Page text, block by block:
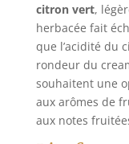
citron vert,
herbacée fait
que l’acidité du
rondeur du
souhaitent une
aux arômes de
aux notes